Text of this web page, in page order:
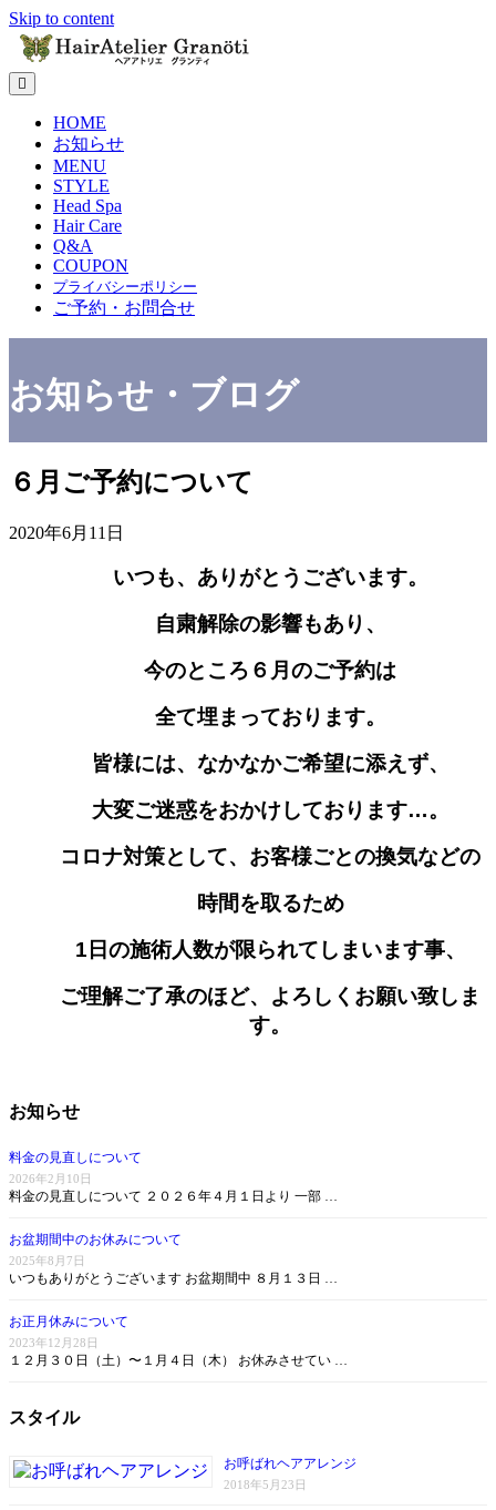
Skip to content
HOME
お知らせ
MENU
STYLE
Head Spa
Hair Care
Q&A
COUPON
プライバシーポリシー
ご予約・お問合せ
お知らせ・ブログ
６月ご予約について
2020年6月11日
いつも、ありがとうございます。
自粛解除の影響もあり、
今のところ６月のご予約は
全て埋まっております。
皆様には、なかなかご希望に添えず、
大変ご迷惑をおかけしております…。
コロナ対策として、お客様ごとの換気などの
時間を取るため
1日の施術人数が限られてしまいます事、
ご理解ご了承のほど、よろしくお願い致しま
す。
お知らせ
料金の見直しについて
2026年2月10日
料金の見直しについて ２０２６年４月１日より 一部 …
お盆期間中のお休みについて
2025年8月7日
いつもありがとうございます お盆期間中 ８月１３日 …
お正月休みについて
2023年12月28日
１２月３０日（土）〜１月４日（木） お休みさせてい …
スタイル
お呼ばれヘアアレンジ
2018年5月23日